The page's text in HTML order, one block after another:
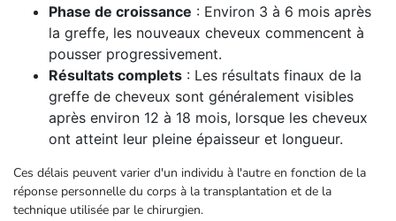
Phase de croissance : Environ 3 à 6 mois après
la greffe, les nouveaux cheveux commencent à
pousser progressivement.
Résultats complets : Les résultats finaux de la
greffe de cheveux sont généralement visibles
après environ 12 à 18 mois, lorsque les cheveux
ont atteint leur pleine épaisseur et longueur.
Ces délais peuvent varier d'un individu à l'autre en fonction de la
réponse personnelle du corps à la transplantation et de la
technique utilisée par le chirurgien.